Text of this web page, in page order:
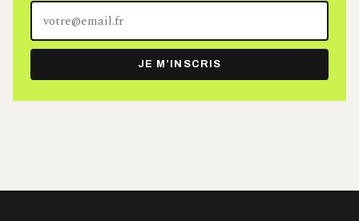
Votre
adresse
e-
mail
JE M’INSCRIS